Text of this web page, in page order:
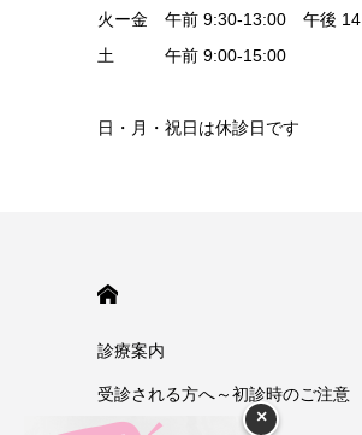
火ー金 午前 9:30-13:00 午後
土 午前 9:00-15:00
日・月・祝日は休診日です
診療案内
受診される方へ～初診時のご注意
×